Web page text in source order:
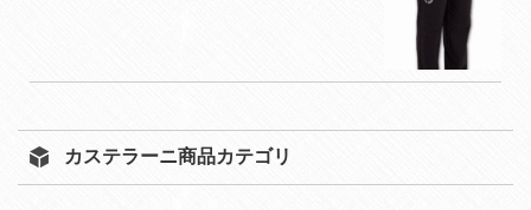
カステラーニ商品カテゴリ